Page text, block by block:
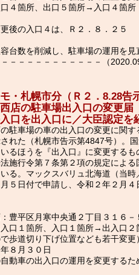
４箇所、出口５箇所→入口４箇所
後の入口４は、Ｒ２．８．２５
台数を削減し、駐車場の運用を見
－－－－－－－－－－－－（
・札幌市分（Ｒ２．8.28告
店の駐車場出入口の変更届
口を出入口に／大臣認定を
駐車場の車の出入口の変更に関す
れた（札幌市告示第4847号）。
いるほうを『出入口』に変更する
施行令第７条第２項の規定による
る。マックスバリュ北海道（当時
５日付で申請し、令和２年２月４
豊平区月寒中央通２丁目３１６－
口１箇所、入口１箇所→出入口２
歩道切り下げ位置なども若干変更
８月３０日
動車の出入口の運用を変更するた